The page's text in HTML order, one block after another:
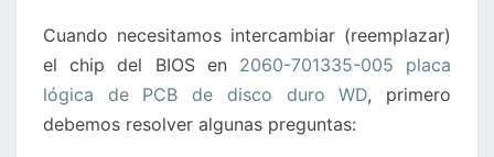
LÓGICA
DE
DISCO
DURO
Cuando necesitamos intercambiar (reemplazar)
el chip del BIOS en 2060-701335-005 placa
lógica de PCB de disco duro WD, primero
debemos resolver algunas preguntas: